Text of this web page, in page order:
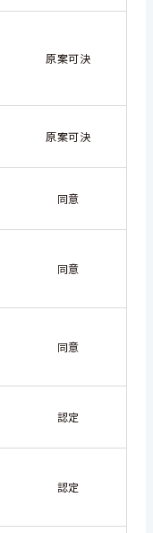
原案可決
原案可決
同意
同意
同意
認定
認定